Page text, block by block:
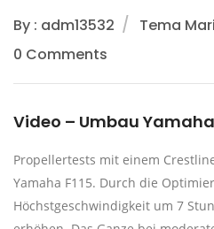
By : adm13532
Tema
0 Comments
Video – Umbau
Propellertests mit einem
Yamaha F115. Durch die
Höchstgeschwindigkeit um 7